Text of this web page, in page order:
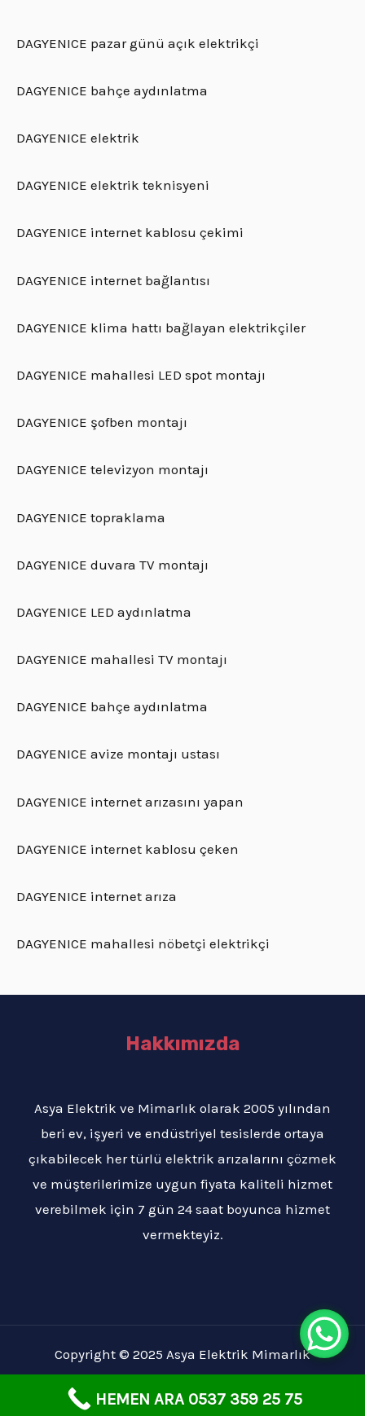
DAGYENICE pazar günü açık elektrikçi
DAGYENICE bahçe aydınlatma
DAGYENICE elektrik
DAGYENICE elektrik teknisyeni
DAGYENICE internet kablosu çekimi
DAGYENICE internet bağlantısı
DAGYENICE klima hattı bağlayan elektrikçiler
DAGYENICE mahallesi LED spot montajı
DAGYENICE şofben montajı
DAGYENICE televizyon montajı
DAGYENICE topraklama
DAGYENICE duvara TV montajı
DAGYENICE LED aydınlatma
DAGYENICE mahallesi TV montajı
DAGYENICE bahçe aydınlatma
DAGYENICE avize montajı ustası
DAGYENICE internet arızasını yapan
DAGYENICE internet kablosu çeken
DAGYENICE internet arıza
DAGYENICE mahallesi nöbetçi elektrikçi
Hakkımızda
Asya Elektrik ve Mimarlık olarak 2005 yılından
beri ev, işyeri ve endüstriyel tesislerde ortaya
çıkabilecek her türlü elektrik arızalarını çözmek
ve müşterilerimize uygun fiyata kaliteli hizmet
verebilmek için 7 gün 24 saat boyunca hizmet
vermekteyiz.
Copyright © 2025 Asya Elektrik Mimarlık
HEMEN ARA 0537 359 25 75